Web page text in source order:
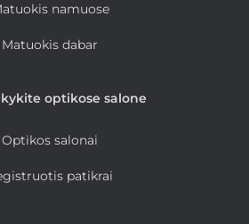
namuose
Matuokis dabar
optikose salone
Optikos salonai
patikrai